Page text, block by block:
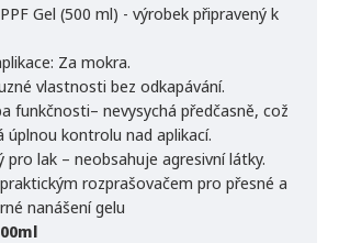
Gel (500 ml) - výrobek připravený k
Za mokra.
vlastnosti bez odkapávání.
funkčnosti– nevysychá předčasně, což
úplnou kontrolu nad aplikací.
pro lak – neobsahuje agresivní látky.
rozprašovačem pro přesné a
nanášení gelu